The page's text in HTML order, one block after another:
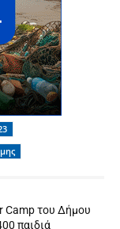
Camp του Δήμου
παιδιά